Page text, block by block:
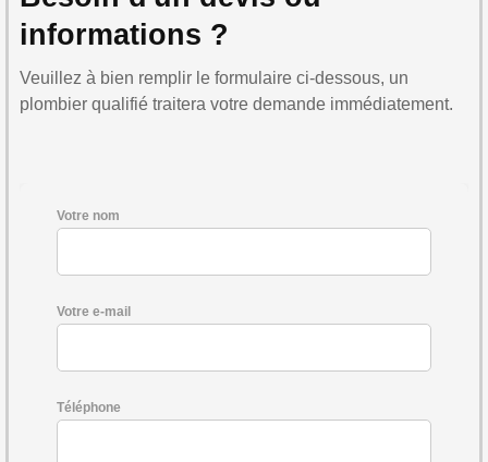
informations ?
Veuillez à bien remplir le formulaire ci-dessous, un
plombier qualifié traitera votre demande immédiatement.
Votre nom
Votre e-mail
Téléphone